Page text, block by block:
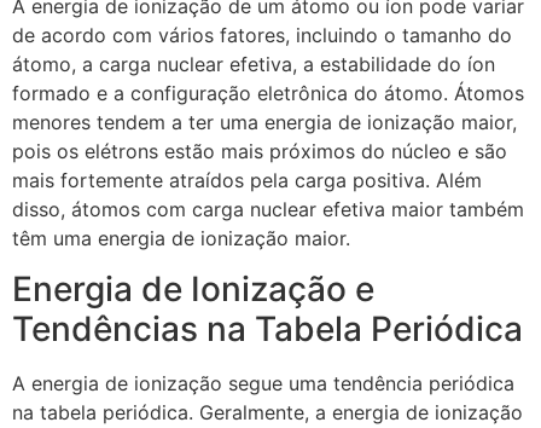
A energia de ionização de um átomo ou íon pode variar
de acordo com vários fatores, incluindo o tamanho do
átomo, a carga nuclear efetiva, a estabilidade do íon
formado e a configuração eletrônica do átomo. Átomos
menores tendem a ter uma energia de ionização maior,
pois os elétrons estão mais próximos do núcleo e são
mais fortemente atraídos pela carga positiva. Além
disso, átomos com carga nuclear efetiva maior também
têm uma energia de ionização maior.
Energia de Ionização e
Tendências na Tabela Periódica
A energia de ionização segue uma tendência periódica
na tabela periódica. Geralmente, a energia de ionização